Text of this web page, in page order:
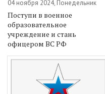
04 ноября 2024, Понедельник
Поступи в военное
образовательное
учреждение и стань
офицером ВС РФ